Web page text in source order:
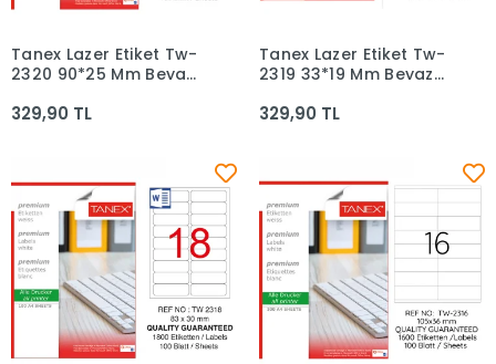
Sepete Ekle
Tanex Lazer Etiket Tw-
2320 90*25 Mm Beyaz
329,90 TL
Sepete Ekle
Tanex Lazer Etiket Tw-
2319 33*19 Mm Beyaz
329,90 TL